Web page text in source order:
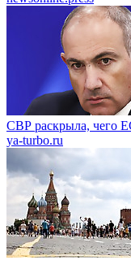
СВР раскрыла, чего
ya-turbo.ru